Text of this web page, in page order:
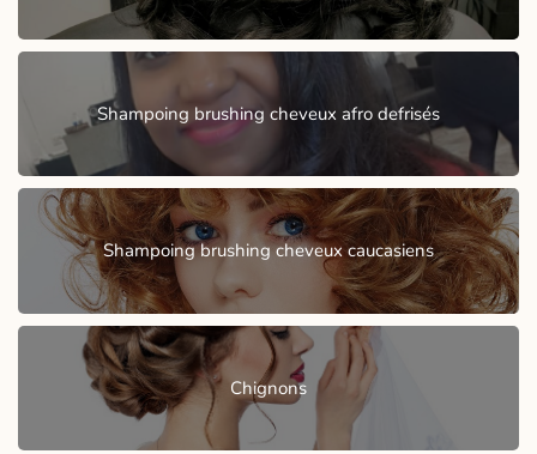
Shampoing brushing cheveux afro defrisés
Shampoing brushing cheveux caucasiens
Chignons